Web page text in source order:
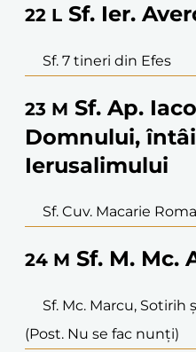
22 L Sf. Ier.
Sf. 7 tineri din Efes
23 M Sf. Ap.
Domnului,
Ierusalimului
Sf. Cuv. Macarie
24 M Sf. M. Mc.
Sf. Mc. Marcu, Sotirih
(Post. Nu se fac nunți)